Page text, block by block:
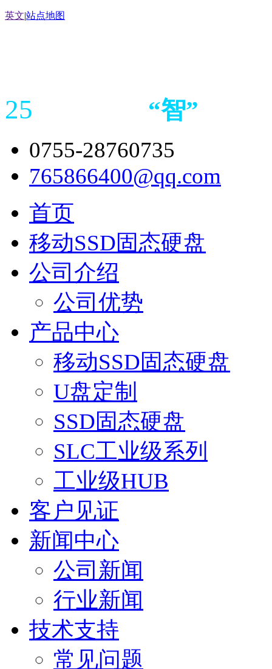
英文|站点地图
25 “智”
0755-28760735
765866400@qq.com
首页
移动SSD固态硬盘
公司介绍
公司优势
产品中心
移动SSD固态硬盘
U盘定制
SSD固态硬盘
SLC工业级系列
工业级HUB
客户见证
新闻中心
公司新闻
行业新闻
技术支持
常见问题